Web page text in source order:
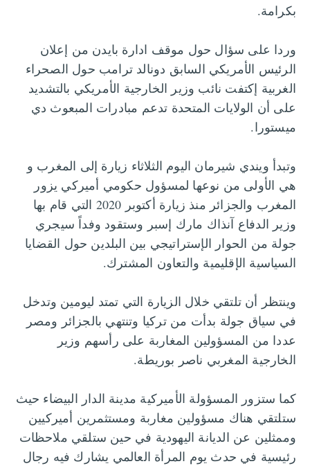
بكرامة.
وردا على سؤال حول موقف ادارة بايدن من إعلان
الرئيس الأمريكي السابق دونالد ترامب حول الصحراء
الغربية إكتفت نائب وزير الخارجية الأمريكي بالتشديد
على أن الولايات المتحدة تدعم مبادرات المبعوث دي
ميستورا.
وتبدأ ويندي شيرمان اليوم الثلاثاء زيارة إلى المغرب و
هي الأولى من نوعها لمسؤول حكومي أميركي يزور
المغرب والجزائر منذ زيارة أكتوبر 2020 التي قام بها
وزير الدفاع آنذاك مارك إسبر وستقود وفداً سيجري
جولة من الحوار الإستراتيجي بين البلدين حول القضايا
السياسية الإقليمية والتعاون المشترك.
وينتظر أن تلتقي خلال الزيارة التي تمتد ليومين وتدخل
في سياق جولة بدأت من تركيا وتنتهي بالجزائر ومصر
عددا من المسؤولين المغاربة على رأسهم وزير
الخارجية المغربي ناصر بوريطة.
كما ستزور المسؤولة الأميركية مدينة الدار البيضاء حيث
ستلتقي هناك مسؤولين مغاربة ومستثمرين أميركيين
وممثلين عن الديانة اليهودية في حين ستلقي ملاحظات
رئيسية في حدث يوم المرأة العالمي يشارك فيه رجال